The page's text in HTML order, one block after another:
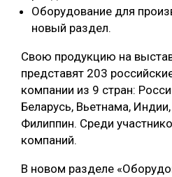
Оборудование для
новый раздел.
Свою продукцию на
представят 203
компании из 9 стран:
Беларусь, Вьетнама,
Филиппин. Среди
компаний.
В новом разделе